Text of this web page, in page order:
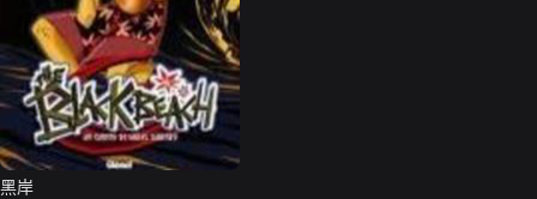
黑岸